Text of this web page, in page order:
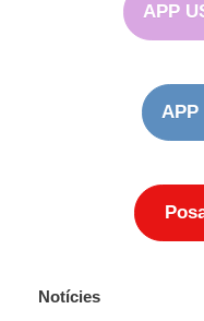
APP
APP
Notícies